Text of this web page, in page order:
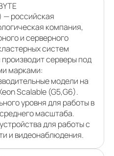
российская
компания,
и серверного
систем
серверы под
марками:
модели на
Scalable (G5,G6).
уровня для работы в
масштаба.
для работы с
и видеонаблюдения.